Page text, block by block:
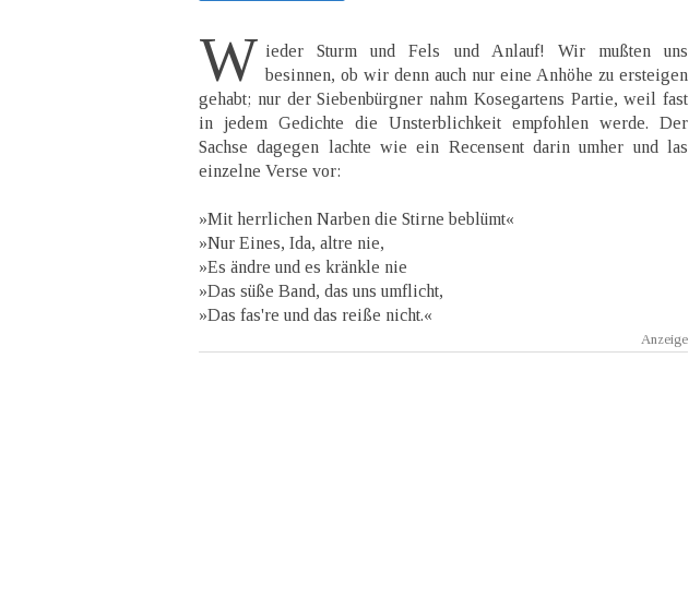
W ieder Sturm und Fels und Anlauf! Wir mußten uns
besinnen, ob wir denn auch nur eine Anhöhe zu ersteigen
gehabt; nur der Siebenbürgner nahm Kosegartens Partie, weil fast
in jedem Gedichte die Unsterblichkeit empfohlen werde. Der
Sachse dagegen lachte wie ein Recensent darin umher und las
einzelne Verse vor:
»Mit herrlichen Narben die Stirne beblümt«
»Nur Eines, Ida, altre nie,
»Es ändre und es kränkle nie
»Das süße Band, das uns umflicht,
»Das fas're und das reiße nicht.«